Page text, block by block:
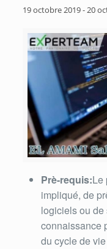
19 octobre 2019-20
Prè-requis:Le
impliqué, de
logiciels ou de
connaissance
du cycle de